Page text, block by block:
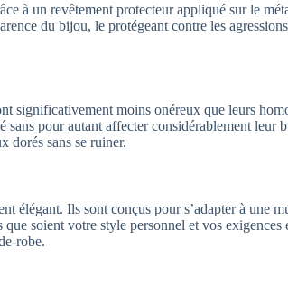
à un revêtement protecteur appliqué sur le
du bijou, le protégeant contre les
significativement moins onéreux que leurs
pour autant affecter considérablement leur
dorés sans se ruiner.
élégant. Ils sont conçus pour s’adapter à une
soient votre style personnel et vos exigences
robe.